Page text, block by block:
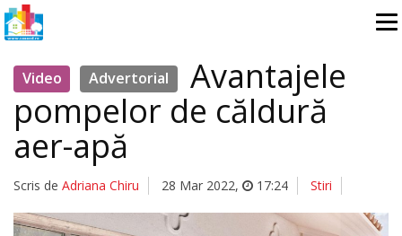
Video Advertorial Avantajele
pompelor de căldură
aer-apă
Scris de Adriana Chiru 28 Mar 2022, 17:24 Stiri